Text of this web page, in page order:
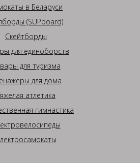
в Беларуси
(SUPboard)
Скейтборды
для единоборств
для туризма
для дома
атлетика
гимнастика